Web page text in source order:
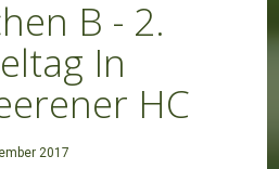
B - 2.
In
HC
2017